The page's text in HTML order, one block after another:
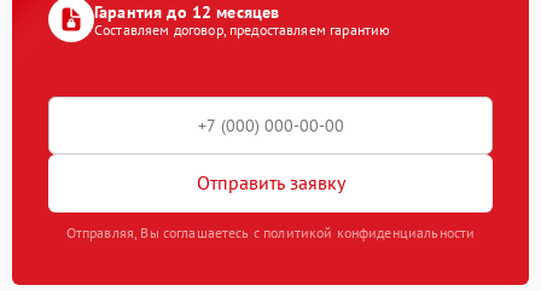
Гарантия до 12 месяцев
Составляем договор, предоставляем гарантию
Отправить заявку
Отправляя, Вы соглашаетесь с политикой конфиденциальности